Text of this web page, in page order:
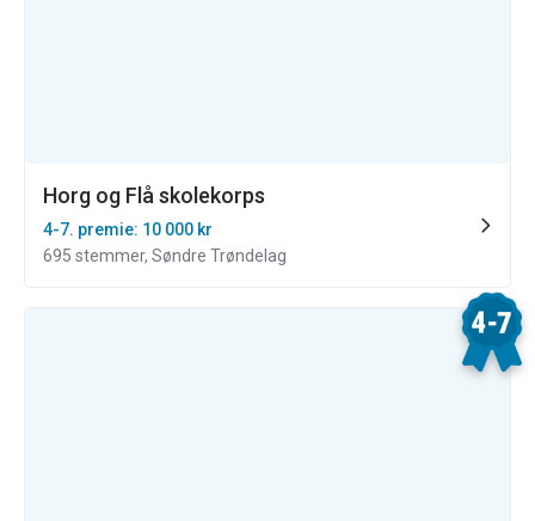
Horg og Flå skolekorps
4-7. premie: 10 000 kr
695 stemmer, Søndre Trøndelag